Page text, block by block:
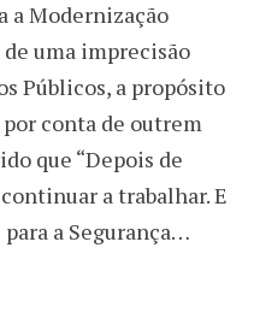
a Modernização
uma imprecisão
Públicos, a propósito
conta de outrem
que “Depois de
a trabalhar. E
a Segurança…